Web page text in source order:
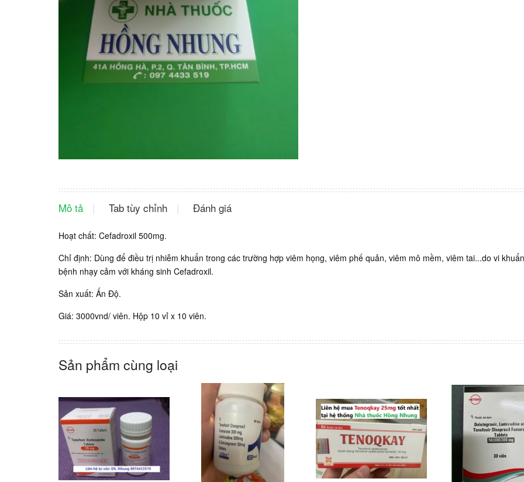
Mô tả Tab tùy chỉnh Đánh giá
Hoạt chất: Cefadroxil 500mg.
Chỉ định: Dùng để điều trị nhiễm khuẩn trong các trường hợp viêm họng, viêm phế quản, viêm mô mềm, viêm tai...do vi
bệnh nhạy cảm với kháng sinh Cefadroxil.
Sản xuất: Ấn Độ.
Giá: 3000vnd/ viên. Hộp 10 vỉ x 10 viên.
Sản phẩm cùng loại